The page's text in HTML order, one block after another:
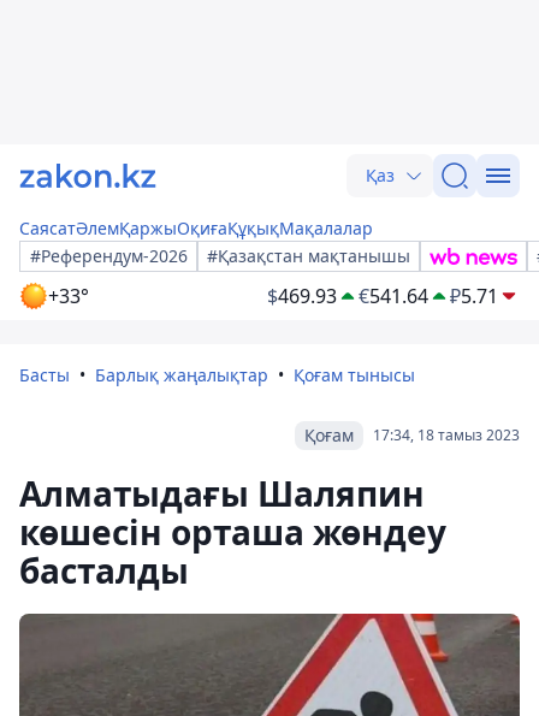
Қаз
СаясатӘлемҚаржыОқиғаҚұқықМақалалар
#Референдум-2026
#Қазақстан мақтанышы
+33° $469.93 €541.64 ₽5.71
Басты Барлық жаңалықтар Қоғам тынысы
17:34, 18 тамыз 2023
Қоғам
Алматыдағы Шаляпин
көшесін орташа жөндеу
басталды